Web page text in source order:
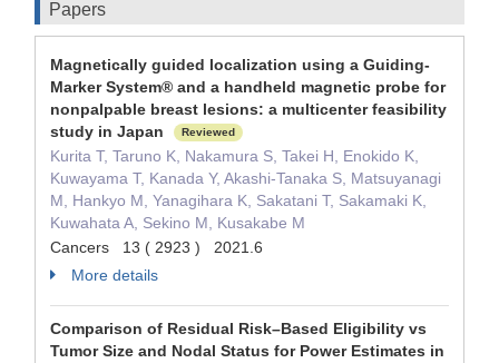
Papers
Magnetically guided localization using a Guiding-
Marker System® and a handheld magnetic probe for
nonpalpable breast lesions: a multicenter feasibility
study in Japan
Reviewed
Kurita T, Taruno K, Nakamura S, Takei H, Enokido K,
Kuwayama T, Kanada Y, Akashi-Tanaka S, Matsuyanagi
M, Hankyo M, Yanagihara K, Sakatani T, Sakamaki K,
Kuwahata A, Sekino M, Kusakabe M
Cancers 13 ( 2923 ) 2021.6
More details
Comparison of Residual Risk–Based Eligibility vs
Tumor Size and Nodal Status for Power Estimates in